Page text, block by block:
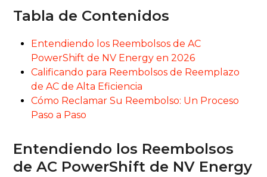
Tabla de Contenidos
Entendiendo los Reembolsos de AC
PowerShift de NV Energy en 2026
Calificando para Reembolsos de Reemplazo
de AC de Alta Eficiencia
Cómo Reclamar Su Reembolso: Un Proceso
Paso a Paso
Entendiendo los Reembolsos
de AC PowerShift de NV Energy